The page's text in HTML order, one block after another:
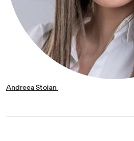
Andreea Stoian